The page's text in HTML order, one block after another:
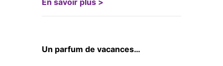
En savoir plus >
Un parfum de vacances…